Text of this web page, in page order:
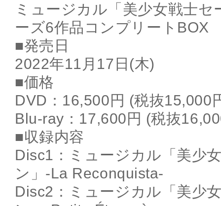
ミュージカル「美少女戦士
ーズ6作品コンプリートBOX
■発売日
2022年11月17日(木)
■価格
DVD：16,500円 (税抜15,000
Blu-ray：17,600円 (税抜
■収録内容
Disc1：ミュージカル「美少
ン」-La Reconquista-
Disc2：ミュージカル「美少